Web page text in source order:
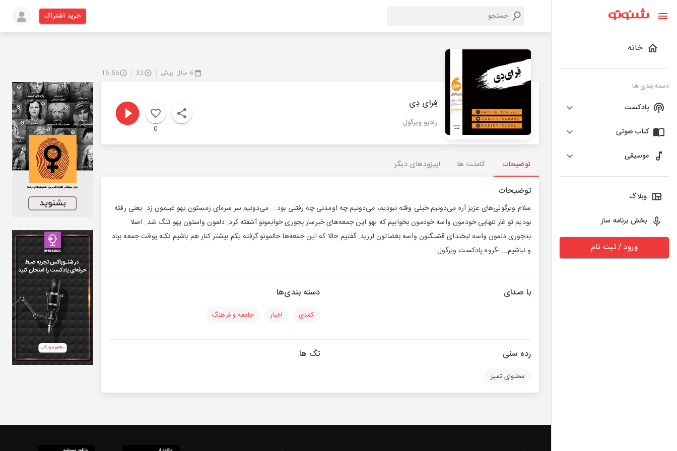
خانه
دسته بندی ها
پادکست
کتاب صوتی
موسیقی
وبلاگ
بخش برنامه ساز
ورود / ثبت نام
خرید اشتراک
6 سال پیش 32
16:56
فِرای دِی
رادیو ویرگول
0
توضیحات کامنت ها اپیزودهای دیگر
توضیحات
سلام ویرگولی‌های عزیز آره می‌دونیم خیلی وقته نبودیم، می‌دونیم چه اومدنی چه رفتنی بود... می‌دونیم سر سرمای زمستون یهو غیبمون زد. یعنی رفته
بودیم تو غار تنهایی خودمون واسه خودمون بخوابیم که یهو این جمعه‌های خبرساز بجوری خوابمونو آشفته کرد. دلمون واستون یهو تنگ شد. اصلا
بدجوری دلمون واسه لبخندای قشنگتون واسه بغضاتون لرزید. گفتیم حالا که این جمعه‌ها حالمونو گرفته یکم بیشتر کنار هم باشیم نکنه یوقت جمعه بیاد
و نباشیم... -گروه پادکست ویرگول
با صدای دسته بندی‌ها
کمدی اخبار جامعه و فرهنگ
رده سنی
محتوای تمیز
تگ ها